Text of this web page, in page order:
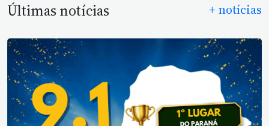
Últimas notícias + notícias